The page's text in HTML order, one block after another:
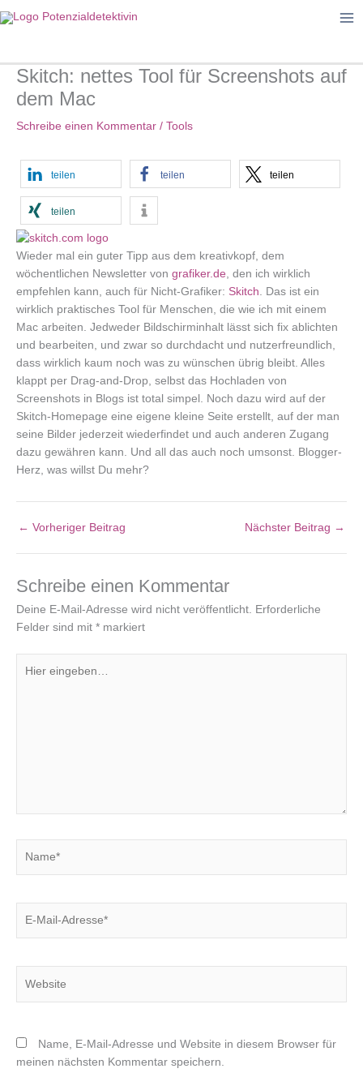
Inhalt
Skitch: nettes Tool für Screenshots auf
dem Mac
Schreibe einen Kommentar / Tools
teilen teilen teilen
teilen
Wieder mal ein guter Tipp aus dem kreativkopf, dem
wöchentlichen Newsletter von grafiker.de , den ich wirklich
empfehlen kann, auch für Nicht-Grafiker: Skitch . Das ist ein
wirklich praktisches Tool für Menschen, die wie ich mit einem
Mac arbeiten. Jedweder Bildschirminhalt lässt sich fix ablichten
und bearbeiten, und zwar so durchdacht und nutzerfreundlich,
dass wirklich kaum noch was zu wünschen übrig bleibt. Alles
klappt per Drag-and-Drop, selbst das Hochladen von
Screenshots in Blogs ist total simpel. Noch dazu wird auf der
Skitch-Homepage eine eigene kleine Seite erstellt, auf der man
seine Bilder jederzeit wiederfindet und auch anderen Zugang
dazu gewähren kann. Und all das auch noch umsonst. Blogger-
Herz, was willst Du mehr?
← Vorheriger Beitrag Nächster Beitrag →
Schreibe einen Kommentar
Deine E-Mail-Adresse wird nicht veröffentlicht. Erforderliche
Felder sind mit * markiert
eingeben…
Name, E-Mail-Adresse und Website in diesem Browser für
meinen nächsten Kommentar speichern.